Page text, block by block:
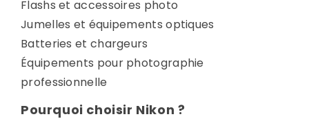
Flashs et accessoires photo
Jumelles et équipements optiques
Batteries et chargeurs
Équipements pour photographie
professionnelle
Pourquoi choisir Nikon ?